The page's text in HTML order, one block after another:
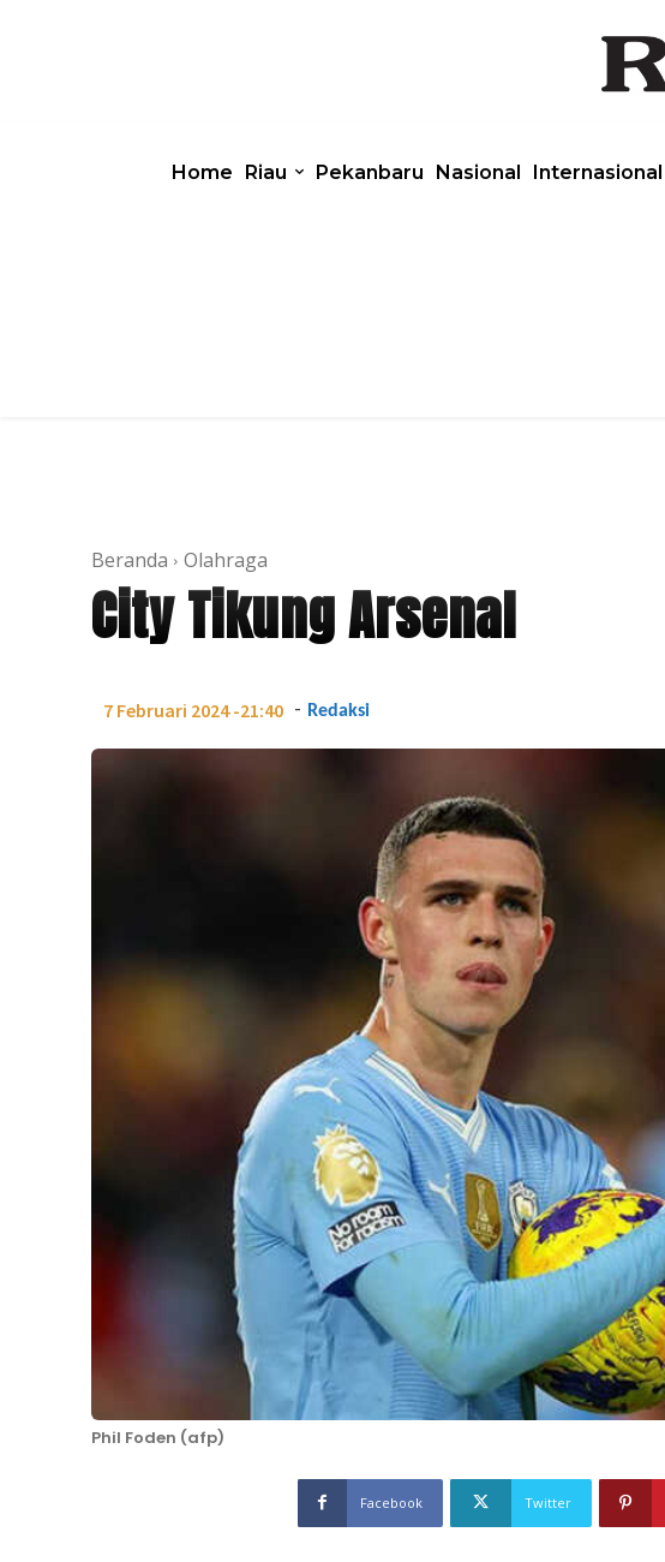
Home Riau Pekanbaru Nasional Internasional
Beranda Olahraga
City Tikung Arsenal
7 Februari 2024 -21:40 - Redaksi
Phil Foden (afp)
Facebook Twitter